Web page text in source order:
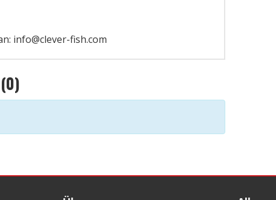
info@clever-fish.com